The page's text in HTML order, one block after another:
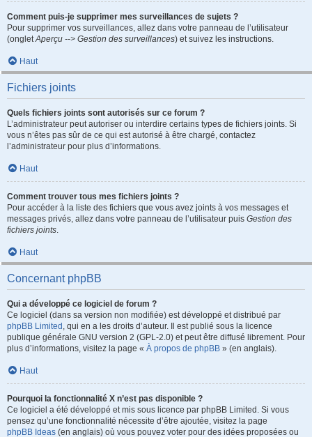
Comment puis-je supprimer mes surveillances de sujets ?
Pour supprimer vos surveillances, allez dans votre panneau de l’utilisateur
(ongletAperçu --> Gestion des surveillances) et suivez les instructions.
Haut
Fichiers joints
Quels fichiers joints sont autorisés sur ce forum ?
L’administrateur peut autoriser ou interdire certains types de fichiers joints. Si
vous n’êtes pas sûr de ce qui est autorisé à être chargé, contactez
l’administrateur pour plus d’informations.
Haut
Comment trouver tous mes fichiers joints ?
Pour accéder à la liste des fichiers que vous avez joints à vos messages et
messages privés, allez dans votre panneau de l’utilisateur puis Gestion des
fichiers joints.
Haut
Concernant phpBB
Qui a développé ce logiciel de forum ?
Ce logiciel (dans sa version non modifiée) est développé et distribué par
phpBB Limited , qui en a les droits d’auteur. Il est publié sous la licence
publique générale GNU version 2 (GPL-2.0) et peut être diffusé librement. Pour
plus d’informations, visitez la page « À propos de phpBB » (en anglais).
Haut
Pourquoi la fonctionnalité X n’est pas disponible ?
Ce logiciel a été développé et mis sous licence par phpBB Limited. Si vous
pensez qu’une fonctionnalité nécessite d’être ajoutée, visitez la page
phpBB Ideas (en anglais) où vous pouvez voter pour des idées proposées ou